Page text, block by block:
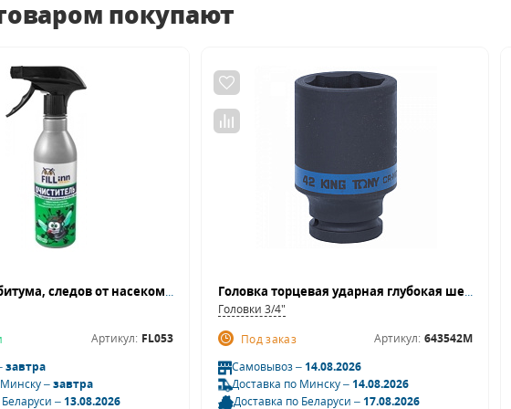
покупают
Очиститель битума, следов от насекомых и почек липы FL053, 400 мл (спрей)
Артикул: FL053
завтра
–завтра
–13.08.2026
Головка торцевая ударная глубокая шестигранная 3/4", 42 мм KING TONY 643542M
Головки 3/4"
Под заказ
Артикул: 643542M
Самовывоз –14.08.2026
Доставка по Минску –14.08.2026
Доставка по Беларуси –17.08.2026